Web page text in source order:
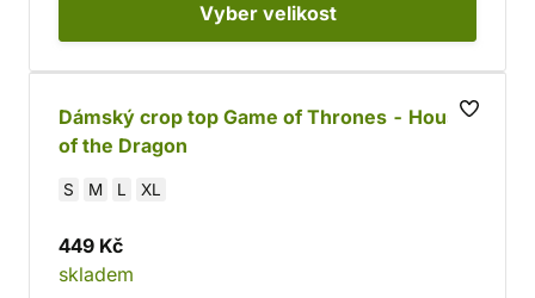
Vyber velikost
Dámský crop top Game of Thrones - House
of the Dragon
S M L XL
449 Kč
skladem